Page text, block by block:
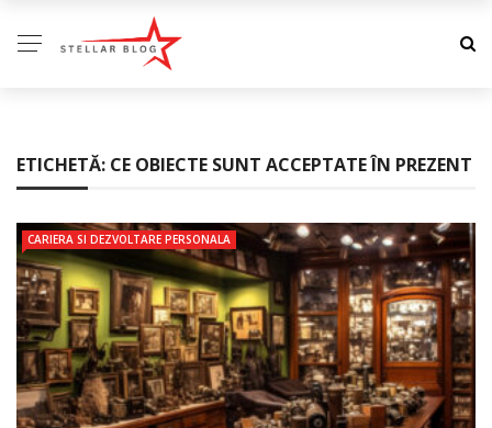
ETICHETĂ: CE OBIECTE SUNT ACCEPTATE ÎN PREZENT
CARIERA SI DEZVOLTARE PERSONALA